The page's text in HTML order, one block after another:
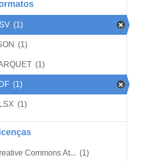
(1)
(1)
(1)
(1)
(1)
Commons At... (1)